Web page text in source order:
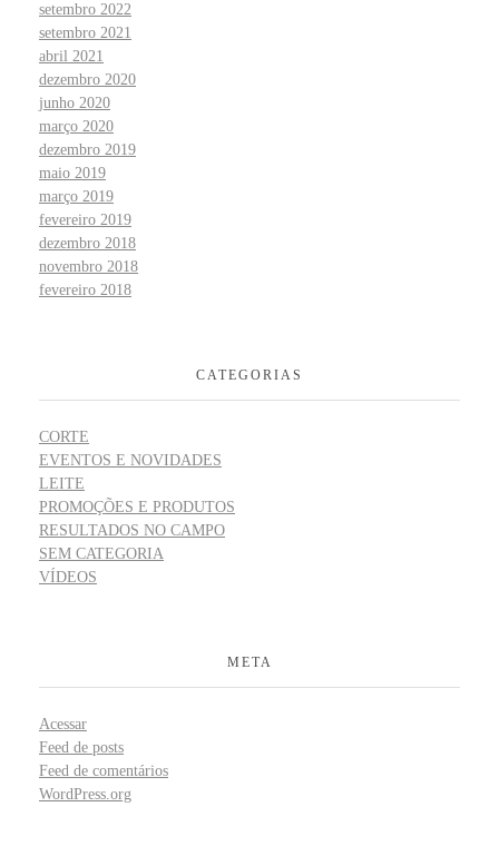
setembro 2022
setembro 2021
abril 2021
dezembro 2020
junho 2020
março 2020
dezembro 2019
maio 2019
março 2019
fevereiro 2019
dezembro 2018
novembro 2018
fevereiro 2018
CATEGORIAS
CORTE
EVENTOS E NOVIDADES
LEITE
PROMOÇÕES E PRODUTOS
RESULTADOS NO CAMPO
SEM CATEGORIA
VÍDEOS
META
Acessar
Feed de posts
Feed de comentários
WordPress.org